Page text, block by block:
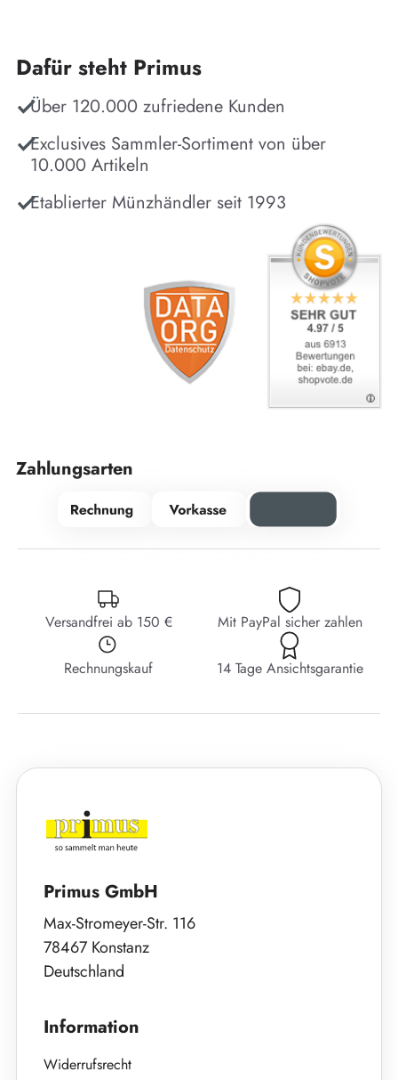
Dafür steht Primus
Über 120.000 zufriedene Kunden
Exclusives Sammler-Sortiment von über
10.000 Artikeln
Etablierter Münzhändler seit 1993
Zahlungsarten
Versandfrei ab 150 € Mit PayPal sicher zahlen
Rechnungskauf 14 Tage Ansichtsgarantie
Primus GmbH
Max-Stromeyer-Str. 116
78467 Konstanz
Deutschland
Information
Widerrufsrecht